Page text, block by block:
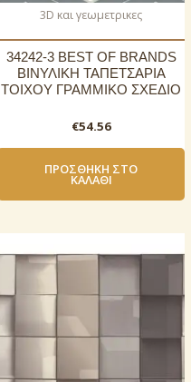
3D και γεωμετρικες
34242-3 BEST OF BRANDS
ΒΙΝΥΛΙΚΗ ΤΑΠΕΤΣΑΡΙΑ
ΤΟΙΧΟΥ ΓΡΑΜΜΙΚΟ ΣΧΕΔΙΟ
€54.56
ΠΡΟΣΘΉΚΗ ΣΤΟ
ΚΑΛΆΘΙ